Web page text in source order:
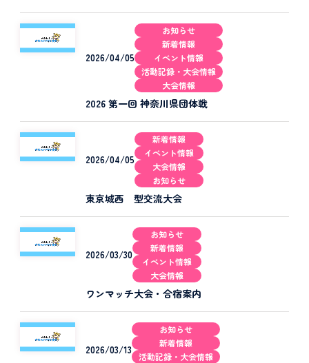
2026/04/05
お知らせ
新着情報
イベント情報
活動記録・大会情報
大会情報
2026 第一回 神奈川県団体戦
2026/04/05
新着情報
イベント情報
大会情報
お知らせ
東京城西 型交流大会
2026/03/30
お知らせ
新着情報
イベント情報
大会情報
ワンマッチ大会・合宿案内
2026/03/13
お知らせ
新着情報
活動記録・大会情報